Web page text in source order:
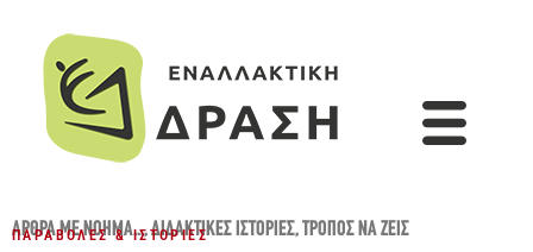
ΆΡΘΡΑ ΜΕ ΝΌΗΜΑ...,ΔΙΔΑΚΤΙΚΈΣ ΙΣΤΟΡΊΕΣ,ΤΡΌΠΟΣ ΝΑ ΖΕΙΣ
ΠΑΡΑΒΟΛΈΣ & ΙΣΤΟΡΊΕΣ